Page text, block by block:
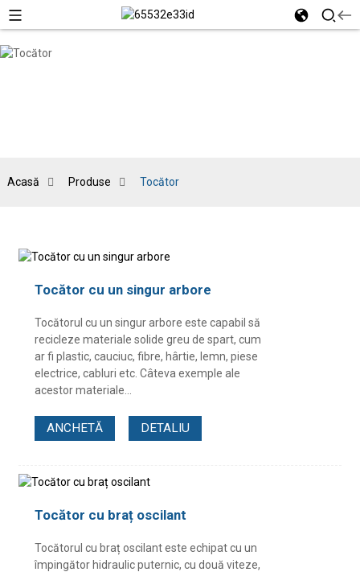
Acasă Produse Tocător
Tocător cu un singur arbore
Tocătorul cu un singur arbore este capabil să
recicleze materiale solide greu de spart, cum
ar fi plastic, cauciuc, fibre, hârtie, lemn, piese
electrice, cabluri etc. Câteva exemple ale
acestor materiale...
ANCHETĂ DETALIU
Tocător cu braț oscilant
Tocătorul cu braț oscilant este echipat cu un
împingător hidraulic puternic, cu două viteze,